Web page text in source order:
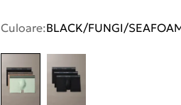
Culoare:BLACK/FUNGI/